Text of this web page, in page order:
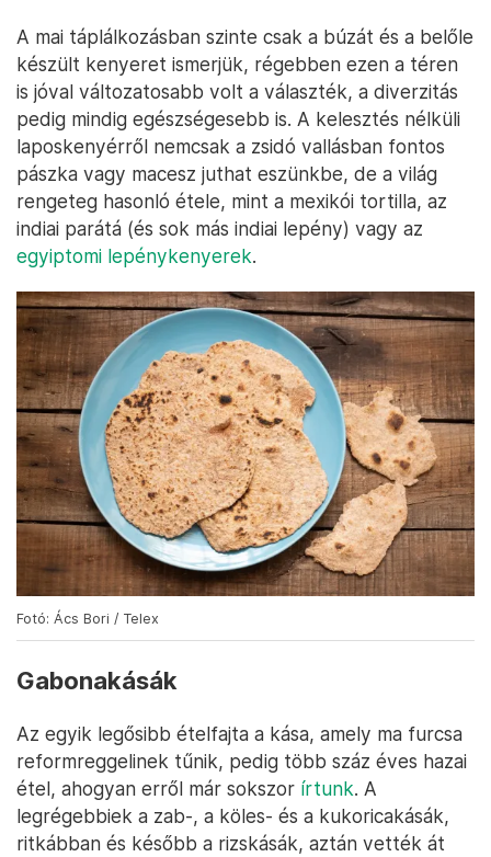
A mai táplálkozásban szinte csak a búzát és a belőle
készült kenyeret ismerjük, régebben ezen a téren
is jóval változatosabb volt a választék, a diverzitás
pedig mindig egészségesebb is. A kelesztés nélküli
laposkenyérről nemcsak a zsidó vallásban fontos
pászka vagy macesz juthat eszünkbe, de a világ
rengeteg hasonló étele, mint a mexikói tortilla, az
indiai parátá (és sok más indiai lepény) vagy az
egyiptomi lepénykenyerek.
Fotó: Ács Bori / Telex
Gabonakásák
Az egyik legősibb ételfajta a kása, amely ma furcsa
reformreggelinek tűnik, pedig több száz éves hazai
étel, ahogyan erről már sokszor írtunk. A
legrégebbiek a zab-, a köles- és a kukoricakásák,
ritkábban és később a rizskásák, aztán vették át